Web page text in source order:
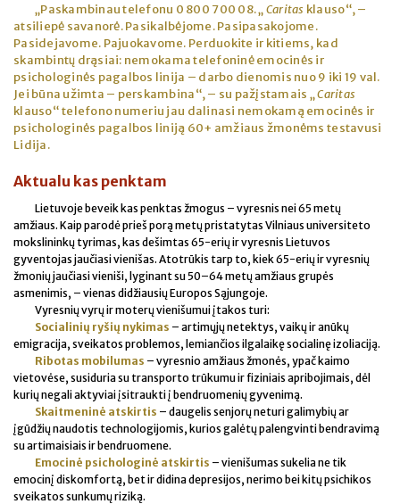
„Paskambinau telefonu 0 800 700 08. „Caritas klauso“, –
atsiliepė savanorė. Pasikalbėjome. Pasipasakojome.
Pasidejavome. Pajuokavome. Perduokite ir kitiems, kad
skambintų drąsiai: nemokama telefoninė emocinės ir
psichologinės pagalbos linija – darbo dienomis nuo 9 iki 19 val.
Jei būna užimta – perskambina“, – su pažįstamais „Caritas
klauso“ telefono numeriu jau dalinasi nemokamą emocinės ir
psichologinės pagalbos liniją 60+ amžiaus žmonėms testavusi
Lidija.
Aktualu kas penktam
Lietuvoje beveik kas penktas žmogus – vyresnis nei 65 metų
amžiaus. Kaip parodė prieš porą metų pristatytas Vilniaus universiteto
mokslininkų tyrimas, kas dešimtas 65-erių ir vyresnis Lietuvos
gyventojas jaučiasi vienišas. Atotrūkis tarp to, kiek 65-erių ir vyresnių
žmonių jaučiasi vieniši, lyginant su 50–64 metų amžiaus grupės
asmenimis, – vienas didžiausių Europos Sąjungoje.
Vyresnių vyrų ir moterų vienišumui įtakos turi:
Socialinių ryšių nykimas – artimųjų netektys, vaikų ir anūkų
emigracija, sveikatos problemos, lemiančios ilgalaikę socialinę izoliaciją.
Ribotas mobilumas – vyresnio amžiaus žmonės, ypač kaimo
vietovėse, susiduria su transporto trūkumu ir fiziniais apribojimais, dėl
kurių negali aktyviai įsitraukti į bendruomenių gyvenimą.
Skaitmeninė atskirtis – daugelis senjorų neturi galimybių ar
įgūdžių naudotis technologijomis, kurios galėtų palengvinti bendravimą
su artimaisiais ir bendruomene.
Emocinė psichologinė atskirtis – vienišumas sukelia ne tik
emocinį diskomfortą, bet ir didina depresijos, nerimo bei kitų psichikos
sveikatos sunkumų riziką.